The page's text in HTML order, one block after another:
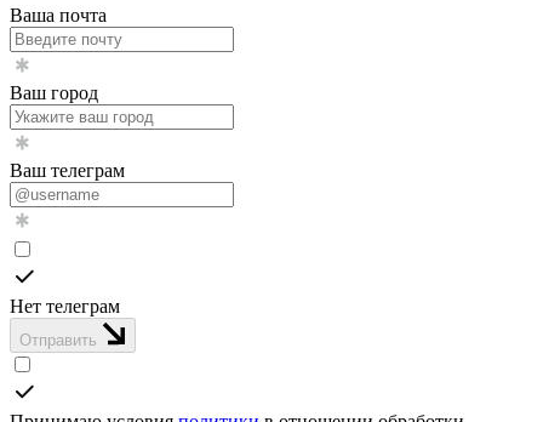
Ваша почта
Ваш город
Ваш телеграм
Нет телеграм
Отправить